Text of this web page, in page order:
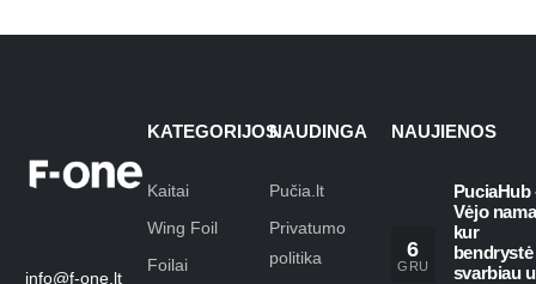
info@f-one.lt
KATEGORIJOS
Kaitai
Wing Foil
Foilai
NAUDINGA
Pučia.lt
Privatumo
politika
NAUJIENOS
6
GRU
PuciaHub
Vėjo
kur
bendrystė
svarbiau